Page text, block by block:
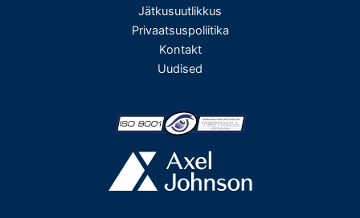
Jätkusuutlikkus
Privaatsuspoliitika
Kontakt
Uudised